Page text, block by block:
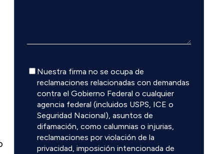
Descargo
responsabilidad
Nuestra firma no se ocupa de
reclamaciones relacionadas con demandas
contra el Gobierno Federal o cualquier
agencia federal (incluidos USPS, ICE o
Seguridad Nacional), asuntos de
difamación, como calumnias o injurias,
reclamaciones por violación de la
privacidad, imposición intencionada de